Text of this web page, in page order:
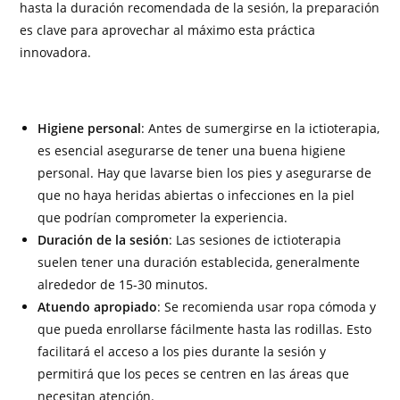
hasta la duración recomendada de la sesión, la preparación
es clave para aprovechar al máximo esta práctica
innovadora.
Higiene personal: Antes de sumergirse en la ictioterapia,
es esencial asegurarse de tener una buena higiene
personal. Hay que lavarse bien los pies y asegurarse de
que no haya heridas abiertas o infecciones en la piel
que podrían comprometer la experiencia.
Duración de la sesión: Las sesiones de ictioterapia
suelen tener una duración establecida, generalmente
alrededor de 15-30 minutos.
Atuendo apropiado: Se recomienda usar ropa cómoda y
que pueda enrollarse fácilmente hasta las rodillas. Esto
facilitará el acceso a los pies durante la sesión y
permitirá que los peces se centren en las áreas que
necesitan atención.